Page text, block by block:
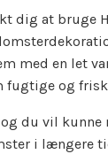
dig at bruge
med en let
fugtige og
du vil kunne
i længere